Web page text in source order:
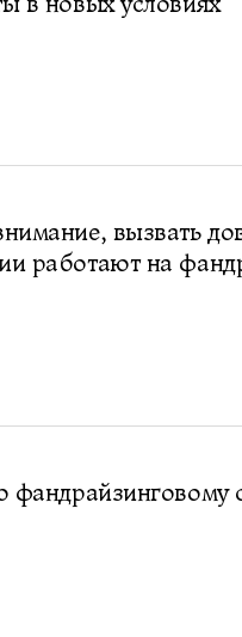
вызвать
работают на
фандрайзинговому